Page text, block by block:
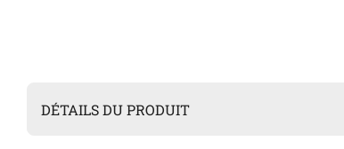
DÉTAILS DU PRODUIT